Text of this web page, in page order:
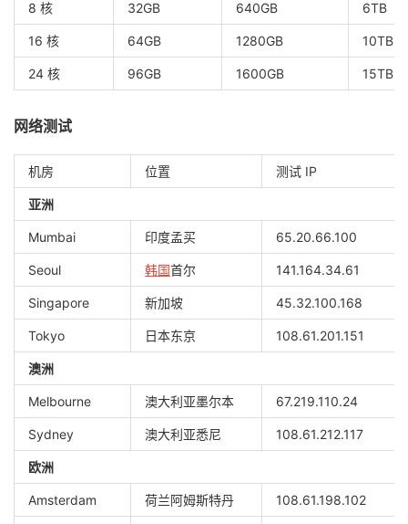
8 核 32GB 640GB 6TB
16 核 64GB 1280GB 10TB
24 核 96GB 1600GB 15TB
网络测试
机房 位置 测试 IP
亚洲
Mumbai 印度孟买 65.20.66.100
Seoul 韩国首尔 141.164.34.61
Singapore 新加坡 45.32.100.168
Tokyo 日本东京 108.61.201.151
澳洲
Melbourne 澳大利亚墨尔本 67.219.110.24
Sydney 澳大利亚悉尼 108.61.212.117
欧洲
Amsterdam 荷兰阿姆斯特丹 108.61.198.102